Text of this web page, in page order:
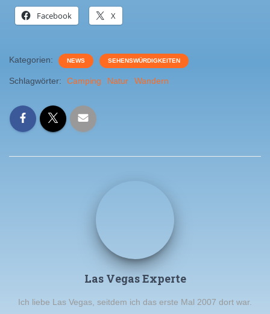
Facebook X
Kategorien: NEWS SEHENSWÜRDIGKEITEN
Schlagwörter: Camping Natur Wandern
Las Vegas Experte
Ich liebe Las Vegas, seitdem ich das erste Mal 2007 dort war.